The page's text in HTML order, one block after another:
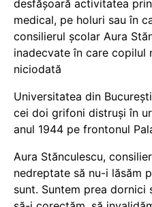
desfășoară activitatea
medical, pe holuri sau în
consilierul școlar Aura
inadecvate în care copilul
niciodată
Universitatea din
cei doi grifoni distruși în
anul 1944 pe frontonul
Aura Stănculescu,
nedreptate să nu-i lăsăm
sunt. Suntem prea dornici